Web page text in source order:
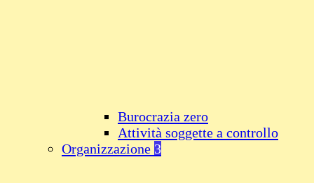
Burocrazia zero
Attività soggette a controllo
Organizzazione 3